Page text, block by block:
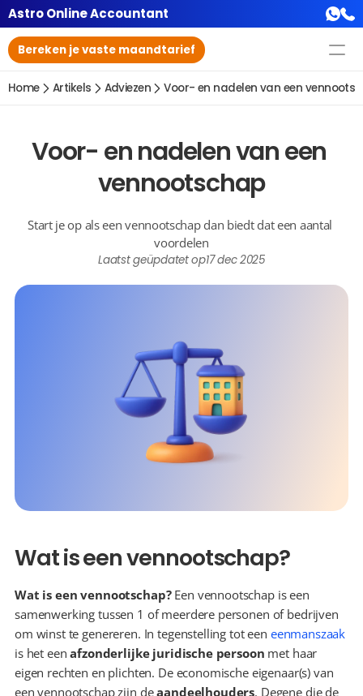
Astro Online Accountant
Bereken je vaste maandtarief
Home Artikels Adviezen Voor- en nadelen van een
Voor- en nadelen van een
vennootschap
Start je op als een vennootschap dan biedt dat een aantal
voordelen
Laatst geüpdatet op17 dec 2025
Wat is een vennootschap?
Wat is een vennootschap? Een vennootschap is een
samenwerking tussen 1 of meerdere personen of bedrijven
om winst te genereren. In tegenstelling tot een eenmanszaak
is het een afzonderlijke juridische persoon met haar
eigen rechten en plichten. De economische eigenaar(s) van
een vennootschap zijn de aandeelhouders. Degene die de